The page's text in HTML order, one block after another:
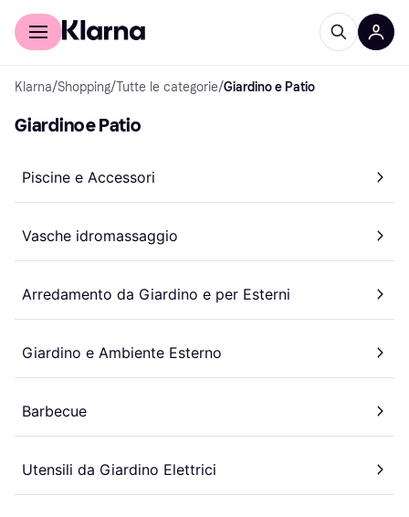
Per il tuo shopping
Klarna/Shopping/Tutte le categorie/Giardino e Patio
Giardino e Patio
Piscine e Accessori
Vasche idromassaggio
Arredamento da Giardino e per Esterni
Giardino e Ambiente Esterno
Barbecue
Utensili da Giardino Elettrici